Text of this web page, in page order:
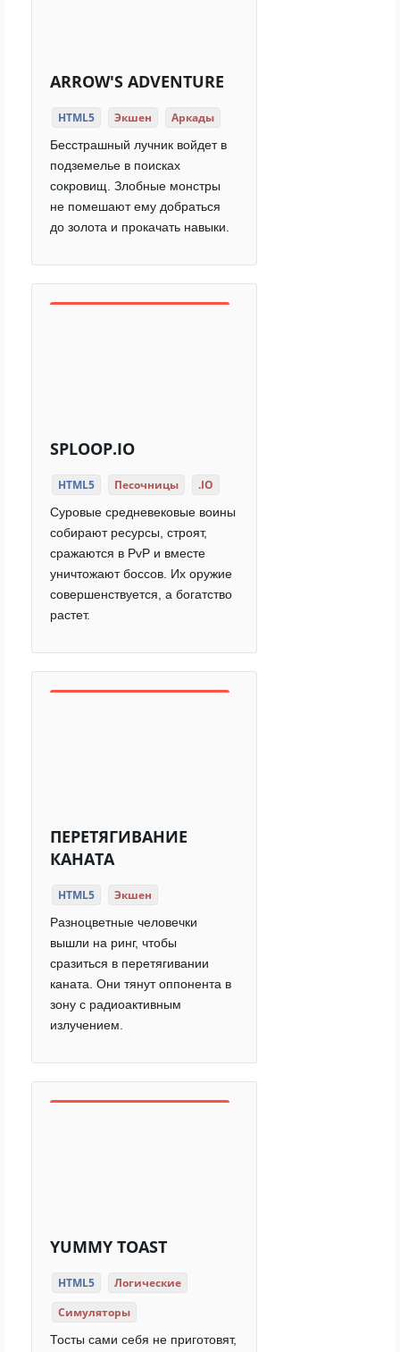
ARROW'S ADVENTURE
HTML5 Экшен Аркады
Бесстрашный лучник войдет в
подземелье в поисках
сокровищ. Злобные монстры
не помешают ему добраться
до золота и прокачать навыки.
SPLOOP.IO
HTML5 Песочницы .IO
Суровые средневековые воины
собирают ресурсы, строят,
сражаются в PvP и вместе
уничтожают боссов. Их оружие
совершенствуется, а богатство
растет.
ПЕРЕТЯГИВАНИЕ
КАНАТА
HTML5 Экшен
Разноцветные человечки
вышли на ринг, чтобы
сразиться в перетягивании
каната. Они тянут оппонента в
зону с радиоактивным
излучением.
YUMMY TOAST
HTML5
Логические
Симуляторы
Тосты сами себя не приготовят,